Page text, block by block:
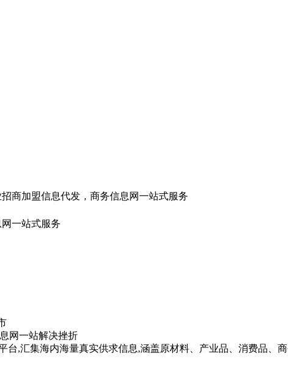
商加盟信息代发，商务信息网一站式服务
一站式服务
网一站解决挫折
台,汇集海内海量真实供求信息,涵盖原材料、产业品、消费品、